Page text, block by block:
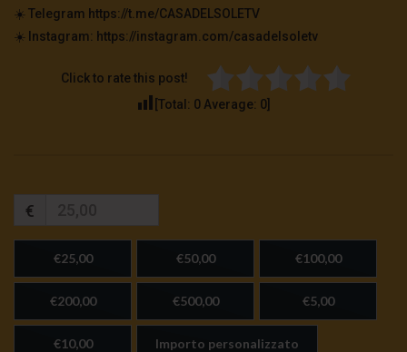
☀️ Telegram https://t.me/CASADELSOLETV
☀️ Instagram: https://instagram.com/casadelsoletv
Click to rate this post!
[Total: 0 Average: 0
€
€25,00 €50,00 €100,00
€200,00 €500,00 €5,00
€10,00 Importo personalizzato